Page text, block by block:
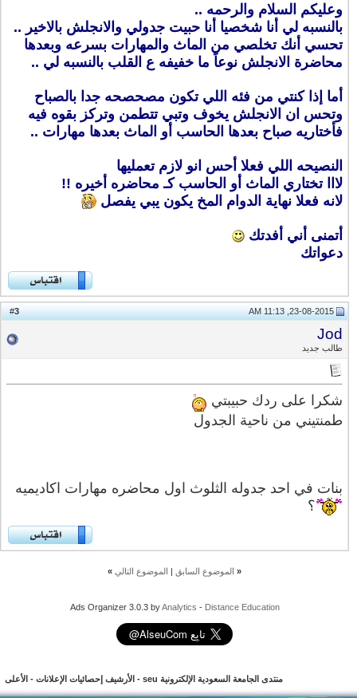
وعليكم السلام والرحمه ..
بالنسبه لي أنا شخصيا أنا حبيت جدولي والانجلش بالاخير ..
تحسي أنك تخلصي من الماث والمهارات بسرعه وبعدها
محاضرة الانجلش نوعاً ما خفيفه ع القلب بالنسبه لي ..
أما إذا كنتي من فئه اللي تكون مصحصحه جدا بالصباح
وتحس ان الانجلش يخوف وتبي تتطمن وتركز بقوه فيه
فأختاريه صباح بعدها الحاسب أو الماث بعدها مهارات ..
النصيحه اللي فعلا أحس انو لازم تعمليها
لااا تختاري الماث أو الحاسب كـ محاضره أخيره !!
لانه فعلا نهاية الدوام المخ يكون يبي يفصل
أتمنى أني أفدتك
دعواتك
23-08-2015, 11:13 AM
Jod
طالب جديد
شكرا على ردك حبيبتي
طمنتيني من ناحية الجدول
بنات في احد جدوله الثلوث اول محاضره مهارات اكاديميه
؟
الموضوع السابق| الموضوع التالي »
Ads Organizer 3.0.3 byAnalytics -Distance Education
منتدى الجامعة السعودية الإلكترونية seu - الأرشيف إحصائيات الإعلانات- الأعلى